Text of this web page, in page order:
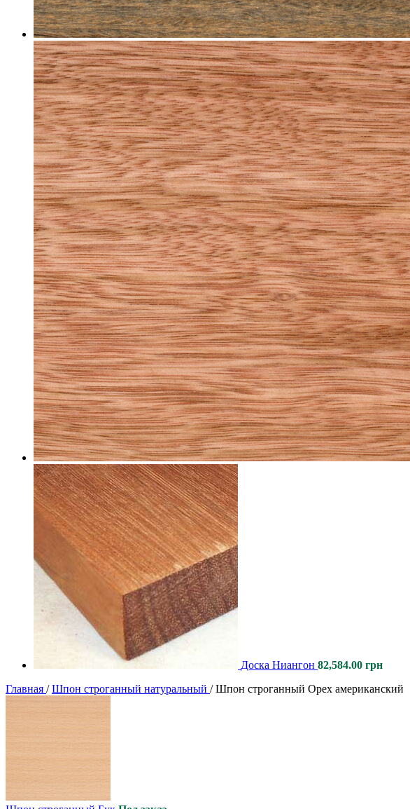
Доска Ниангон 82,584.00 грн
Главная / Шпон строганный натуральный / Шпон строганный Орех американский